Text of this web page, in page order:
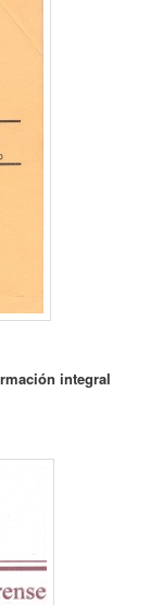
integral